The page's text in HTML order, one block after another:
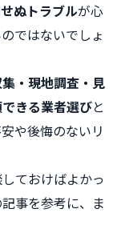
ぬトラブルが心
ではないでしょ
・現地調査・見
きる業者選びと
や後悔のないリ
ておけばよかっ
事を参考に、ま